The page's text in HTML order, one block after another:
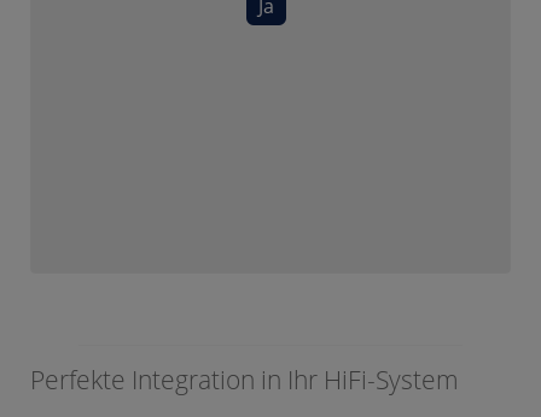
Ja
Perfekte Integration in Ihr HiFi-System